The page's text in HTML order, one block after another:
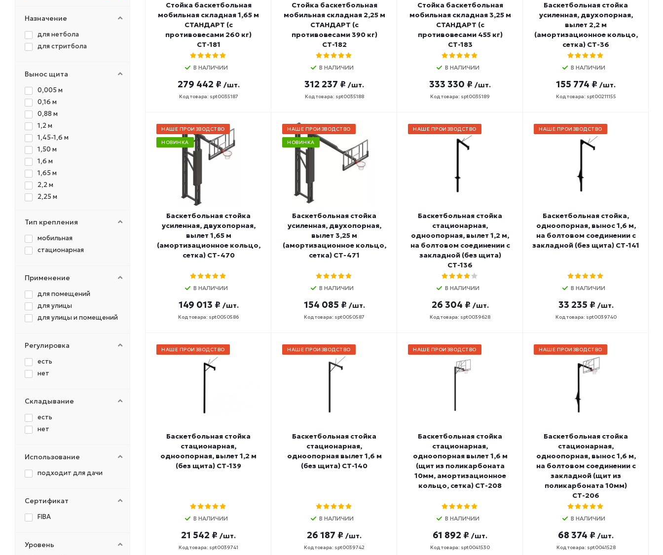
Стойка баскетбольная
мобильная складная 1,65 м
СТАНДАРТ (с
противовесами 260 кг)
СТ-181
В НАЛИЧИИ
279 442 ₽ /шт.
Код товара: spt0035187
Стойка баскетбольная
мобильная складная 2,25 м
СТАНДАРТ (с
противовесами 390 кг)
СТ-182
В НАЛИЧИИ
312 237 ₽ /шт.
Код товара: spt0035188
Стойка баскетбольная
мобильная складная 3,25 м
СТАНДАРТ (с
противовесами 455 кг)
СТ-183
В НАЛИЧИИ
333 330 ₽ /шт.
Код товара: spt0035189
Баскетбольная стойка
усиленная, двухопорная,
вылет 2,2 м
(амортизационное кольцо,
сетка) СТ-36
В НАЛИЧИИ
155 774 ₽ /шт.
Код товара: spt00211155
НАШЕ ПРОИЗВОДСТВО
НОВИНКА
Баскетбольная стойка
усиленная, двухопорная,
вылет 1,65 м
(амортизационное кольцо,
сетка) СТ-470
В НАЛИЧИИ
149 013 ₽ /шт.
Код товара: spt0050586
НАШЕ ПРОИЗВОДСТВО
НОВИНКА
Баскетбольная стойка
усиленная, двухопорная,
вылет 3,25 м
(амортизационное кольцо,
сетка) СТ-471
В НАЛИЧИИ
154 085 ₽ /шт.
Код товара: spt0050587
НАШЕ ПРОИЗВОДСТВО
Баскетбольная стойка
стационарная,
одноопорная, вылет 1,2 м,
на болтовом соединении с
закладной (без щита)
СТ-136
В НАЛИЧИИ
26 304 ₽ /шт.
Код товара: spt0039628
НАШЕ ПРОИЗВОДСТВО
Баскетбольная стойка,
одноопорная, вынос 1,6 м,
на болтовом соединении с
закладной (без щита) СТ-141
В НАЛИЧИИ
33 235 ₽ /шт.
Код товара: spt0039740
НАШЕ ПРОИЗВОДСТВО
Баскетбольная стойка
стационарная,
одноопорная, вылет 1,2 м
(без щита) СТ-139
В НАЛИЧИИ
21 542 ₽ /шт.
Код товара: spt0039741
НАШЕ ПРОИЗВОДСТВО
Баскетбольная стойка
стационарная,
одноопорная вылет 1,6 м
(без щита) СТ-140
В НАЛИЧИИ
26 187 ₽ /шт.
Код товара: spt0039742
НАШЕ ПРОИЗВОДСТВО
Баскетбольная стойка
стационарная,
одноопорная вылет 1,6 м
(щит из поликарбоната
10мм, амортизационное
кольцо, сетка) СТ-208
В НАЛИЧИИ
61 892 ₽ /шт.
Код товара: spt0041530
НАШЕ ПРОИЗВОДСТВО
Баскетбольная стойка
стационарная,
одноопорная, вынос 1,6 м,
на болтовом соединении с
закладной (щит из
поликарбоната 10мм)
СТ-206
В НАЛИЧИИ
68 374 ₽ /шт.
Код товара: spt0041528
Назначение
для нетбола
для стритбола
Вынос щита
0,005 м
0,16 м
0,88 м
1,2 м
1,45-1,6 м
1,50 м
1,6 м
1,65 м
2,2 м
2,25 м
3,25 м
Тип крепления
мобильная
стационарная
Применение
для помещений
для улицы
для улицы и помещений
Регулировка
есть
нет
Складывание
есть
нет
Использование
подходит для дачи
Сертификат
FIBA
Уровень